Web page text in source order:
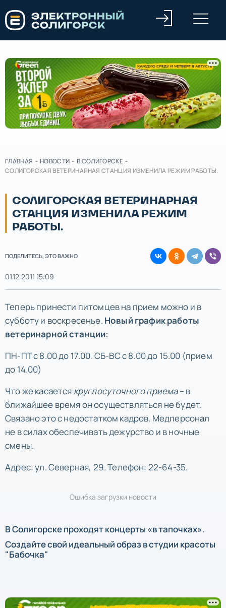
ГЛАВНАЯ - НОВОСТИ - В СОЛИГОРСКЕ -
СОЛИГОРСКАЯ ВЕТЕРИНАРНАЯ СТАНЦИЯ ИЗМЕНИЛА РЕЖИМ РАБОТЫ.
СОЛИГОРСКАЯ ВЕТЕРИНАРНАЯ
СТАНЦИЯ ИЗМЕНИЛА РЕЖИМ
РАБОТЫ.
ПОДЕЛИТЕСЬ, ЭТО ВАЖНО
01.12.2011 15:09
Теперь принести питомцев на прием можно и в
субботу и воскресенье. Новый график работы
ветеринарной станции:
ПН-ПТ с 8.00 до 17.00. СБ-ВС с 8.00 до 15.00 (прием
до 14.00)
Что же касается круглосуточного приема– в
ближайшее время он осуществляться не будет.
Связано это с недостатком кадров. Медперсонал
не в силах обеспечивать дежурство и в ночные
смены.
Адрес: ул. Северная, 29. Телефон: 22-64-35.
Ошибка загрузки новости
В Солигорске проходят концерты «в тапочках».
Создайте свой идеальный образ в студии красоты
"Бабочка"